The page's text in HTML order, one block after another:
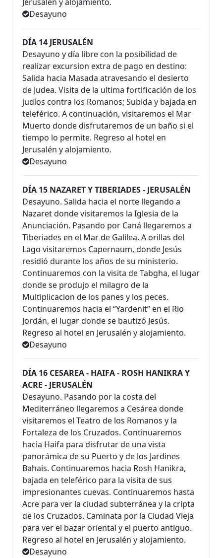
Desayuno
DÍA 14 JERUSALÉN
Desayuno y día libre con la posibilidad de
realizar excursion extra de pago en destino:
Salida hacia Masada atravesando el desierto
de Judea. Visita de la ultima fortificación de los
judíos contra los Romanos; Subida y bajada en
teleférico. A continuación, visitaremos el Mar
Muerto donde disfrutaremos de un baño si el
tiempo lo permite. Regreso al hotel en
Jerusalén y alojamiento.
Desayuno
DÍA 15 NAZARET Y TIBERIADES - JERUSALÉN
Desayuno. Salida hacia el norte llegando a
Nazaret donde visitaremos la Iglesia de la
Anunciación. Pasando por Caná llegaremos a
Tiberiades en el Mar de Galilea. A orillas del
Lago visitaremos Capernaum, donde Jesús
residió durante los años de su ministerio.
Continuaremos con la visita de Tabgha, el lugar
donde se produjo el milagro de la
Multiplicacion de los panes y los peces.
Continuaremos hacia el “Yardenit” en el Rio
Jordán, el lugar donde se bautizó Jesús.
Regreso al hotel en Jerusalén y alojamiento.
Desayuno
DÍA 16 CESAREA - HAIFA - ROSH HANIKRA Y
ACRE - JERUSALÉN
Desayuno. Pasando por la costa del
Mediterráneo llegaremos a Cesárea donde
visitaremos el Teatro de los Romanos y la
Fortaleza de los Cruzados. Continuaremos
hacia Haifa para disfrutar de una vista
panorámica de su Puerto y de los Jardines
Bahais. Continuaremos hacia Rosh Hanikra,
bajada en teleférico para la visita de sus
impresionantes cuevas. Continuaremos hasta
Acre para ver la ciudad subterránea y la cripta
de los Cruzados. Caminata por la Ciudad Vieja
para ver el bazar oriental y el puerto antiguo.
Regreso al hotel en Jerusalén y alojamiento.
Desayuno